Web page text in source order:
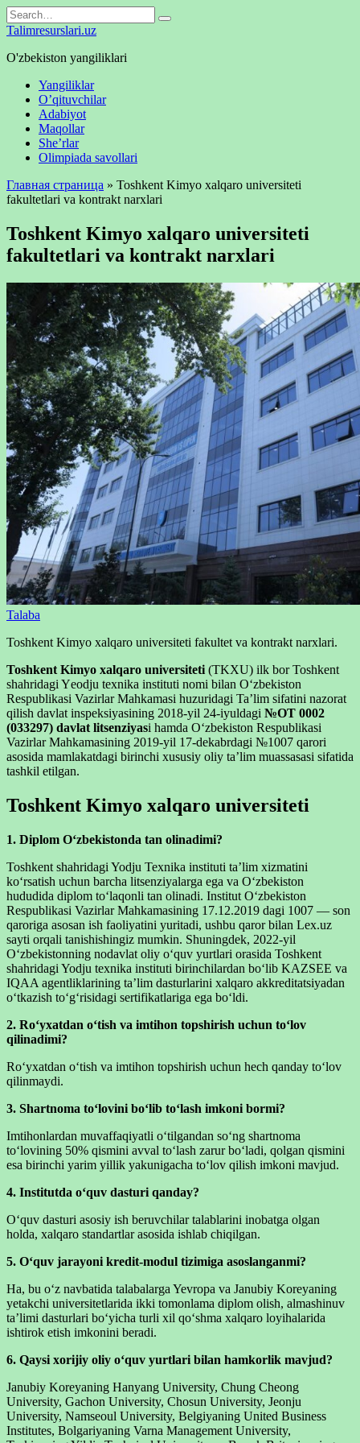
Skip
to
Search
for:
Talimresurslari.uz
O'zbekiston yangiliklari
Yangiliklar
O’qituvchilar
Adabiyot
Maqollar
She’rlar
Olimpiada savollari
Главная страница » Toshkent Kimyo xalqaro universiteti
fakultetlari va kontrakt narxlari
Toshkent Kimyo xalqaro universiteti
fakultetlari va kontrakt narxlari
Talaba
Toshkent Kimyo xalqaro universiteti fakultet va kontrakt narxlari.
Toshkent Kimyo xalqaro universiteti (TKXU) ilk bor Toshkent
shahridagi Yеodju texnika instituti nomi bilan Oʻzbekiston
Respublikasi Vazirlar Mahkamasi huzuridagi Taʼlim sifatini nazorat
qilish davlat inspeksiyasining 2018-yil 24-iyuldagi №OT 0002
(033297) davlat litsenziyasi hamda Oʻzbekiston Respublikasi
Vazirlar Mahkamasining 2019-yil 17-dekabrdagi №1007 qarori
asosida mamlakatdagi birinchi xususiy oliy taʼlim muassasasi sifatida
tashkil etilgan.
Toshkent Kimyo xalqaro universiteti
1. Diplom Oʻzbekistonda tan olinadimi?
Toshkent shahridagi Yodju Texnika instituti taʼlim xizmatini
koʻrsatish uchun barcha litsenziyalarga ega va Oʻzbekiston
hududida diplom toʻlaqonli tan olinadi. Institut Oʻzbekiston
Respublikasi Vazirlar Mahkamasining 17.12.2019 dagi 1007 — son
qaroriga asosan ish faoliyatini yuritadi, ushbu qaror bilan Lex.uz
sayti orqali tanishishingiz mumkin. Shuningdek, 2022-yil
Oʻzbekistonning nodavlat oliy oʻquv yurtlari orasida Toshkent
shahridagi Yodju texnika instituti birinchilardan boʻlib KAZSEE va
IQAA agentliklarining taʼlim dasturlarini xalqaro akkreditatsiyadan
oʻtkazish toʻgʻrisidagi sertifikatlariga ega boʻldi.
2. Roʻyxatdan oʻtish va imtihon topshirish uchun toʻlov
qilinadimi?
Roʻyxatdan oʻtish va imtihon topshirish uchun hech qanday toʻlov
qilinmaydi.
3. Shartnoma toʻlovini boʻlib toʻlash imkoni bormi?
Imtihonlardan muvaffaqiyatli oʻtilgandan soʻng shartnoma
toʻlovining 50% qismini avval toʻlash zarur boʻladi, qolgan qismini
esa birinchi yarim yillik yakunigacha toʻlov qilish imkoni mavjud.
4. Institutda oʻquv dasturi qanday?
Oʻquv dasturi asosiy ish beruvchilar talablarini inobatga olgan
holda, xalqaro standartlar asosida ishlab chiqilgan.
5. Oʻquv jarayoni kredit-modul tizimiga asoslanganmi?
Ha, bu oʻz navbatida talabalarga Yevropa va Janubiy Koreyaning
yetakchi universitetlarida ikki tomonlama diplom olish, almashinuv
taʼlimi dasturlari boʻyicha turli xil qoʻshma xalqaro loyihalarida
ishtirok etish imkonini beradi.
6. Qaysi xorijiy oliy oʻquv yurtlari bilan hamkorlik mavjud?
Janubiy Koreyaning Hanyang University, Chung Cheong
University, Gachon University, Chosun University, Jeonju
University, Namseoul University, Belgiyaning United Business
Institutes, Bolgariyaning Varna Management University,